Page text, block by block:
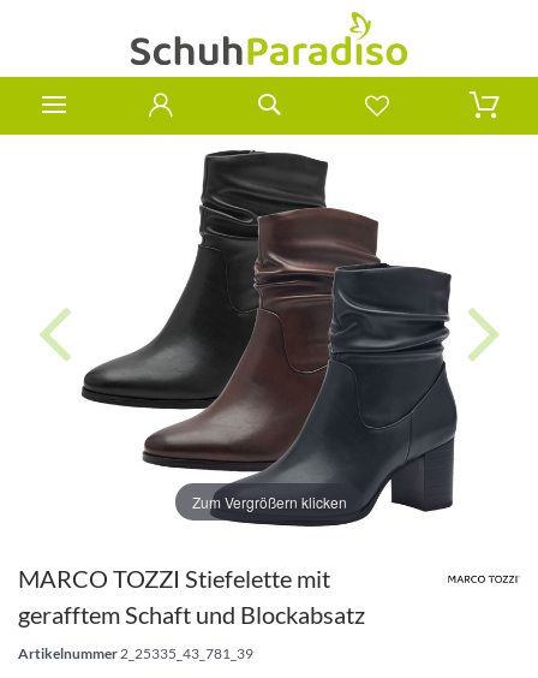
Zum Vergrößern klicken
MARCO TOZZI Stiefelette mit
gerafftem Schaft und Blockabsatz
Artikelnummer 2_25335_43_781_39